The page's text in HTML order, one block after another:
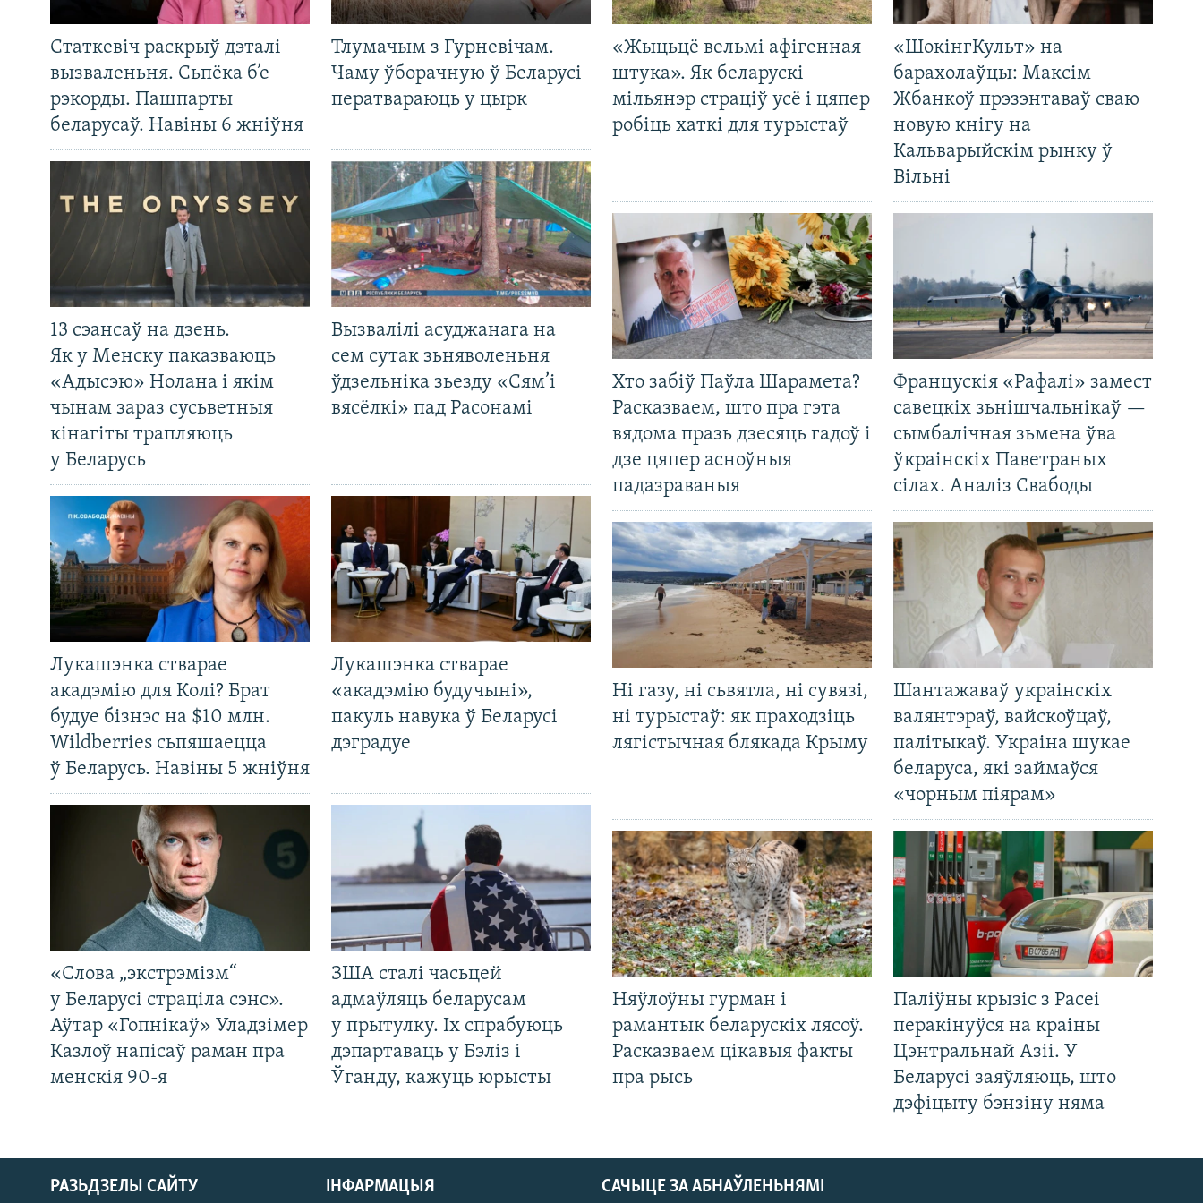
Статкевіч раскрыў дэталі
вызваленьня. Сьпёка б’е
рэкорды. Пашпарты
беларусаў. Навіны 6 жніўня
Тлумачым з Гурневічам.
Чаму ўборачную ў Беларусі
ператвараюць у цырк
13 сэансаў на дзень.
Як у Менску паказваюць
«Адысэю» Нолана і якім
чынам зараз сусьветныя
кінагіты трапляюць
у Беларусь
Вызвалілі асуджанага на
сем сутак зьняволеньня
ўдзельніка зьезду «Сям’і
вясёлкі» пад Расонамі
Лукашэнка стварае
акадэмію для Колі? Брат
будуе бізнэс на $10 млн.
Wildberries сьпяшаецца
ў Беларусь. Навіны 5 жніўня
Лукашэнка стварае
«акадэмію будучыні»,
пакуль навука ў Беларусі
дэградуе
«Слова „экстрэмізм“
у Беларусі страціла сэнс».
Аўтар «Гопнікаў» Уладзімер
Казлоў напісаў раман пра
менскія 90-я
ЗША сталі часьцей
адмаўляць беларусам
у прытулку. Іх спрабуюць
дэпартаваць у Бэліз і
Ўганду, кажуць юрысты
«Жыцьцё вельмі афігенная
штука». Як беларускі
мільянэр страціў усё і цяпер
робіць хаткі для турыстаў
«ШокінгКульт» на
барахолаўцы: Максім
Жбанкоў прэзэнтаваў сваю
новую кнігу на
Кальварыйскім рынку ў
Вільні
Хто забіў Паўла Шарамета?
Расказваем, што пра гэта
вядома празь дзесяць гадоў і
дзе цяпер асноўныя
падазраваныя
Францускія «Рафалі» замест
савецкіх зьнішчальнікаў —
сымбалічная зьмена ўва
ўкраінскіх Паветраных
сілах. Аналіз Свабоды
Ні газу, ні сьвятла, ні сувязі,
ні турыстаў: як праходзіць
лягістычная блякада Крыму
Шантажаваў украінскіх
валянтэраў, вайскоўцаў,
палітыкаў. Украіна шукае
беларуса, які займаўся
«чорным піярам»
Няўлоўны гурман і
рамантык беларускіх лясоў.
Расказваем цікавыя факты
пра рысь
Паліўны крызіс з Расеі
перакінуўся на краіны
Цэнтральнай Азіі. У
Беларусі заяўляюць, што
дэфіцыту бэнзіну няма
САЧЫЦЕ ЗА АБНАЎЛЕНЬНЯМІ
РАЗЬДЗЕЛЫ САЙТУ ІНФАРМАЦЫЯ